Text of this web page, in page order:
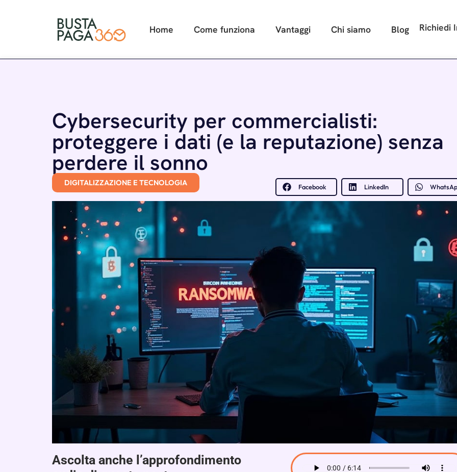
Home Come funziona Vantaggi Chi siamo Blog Richiedi
Cybersecurity per commercialisti:
proteggere i dati (e la reputazione) senza
perdere il sonno
DIGITALIZZAZIONE E TECNOLOGIA Facebook LinkedIn
Ascolta anche l’approfondimento